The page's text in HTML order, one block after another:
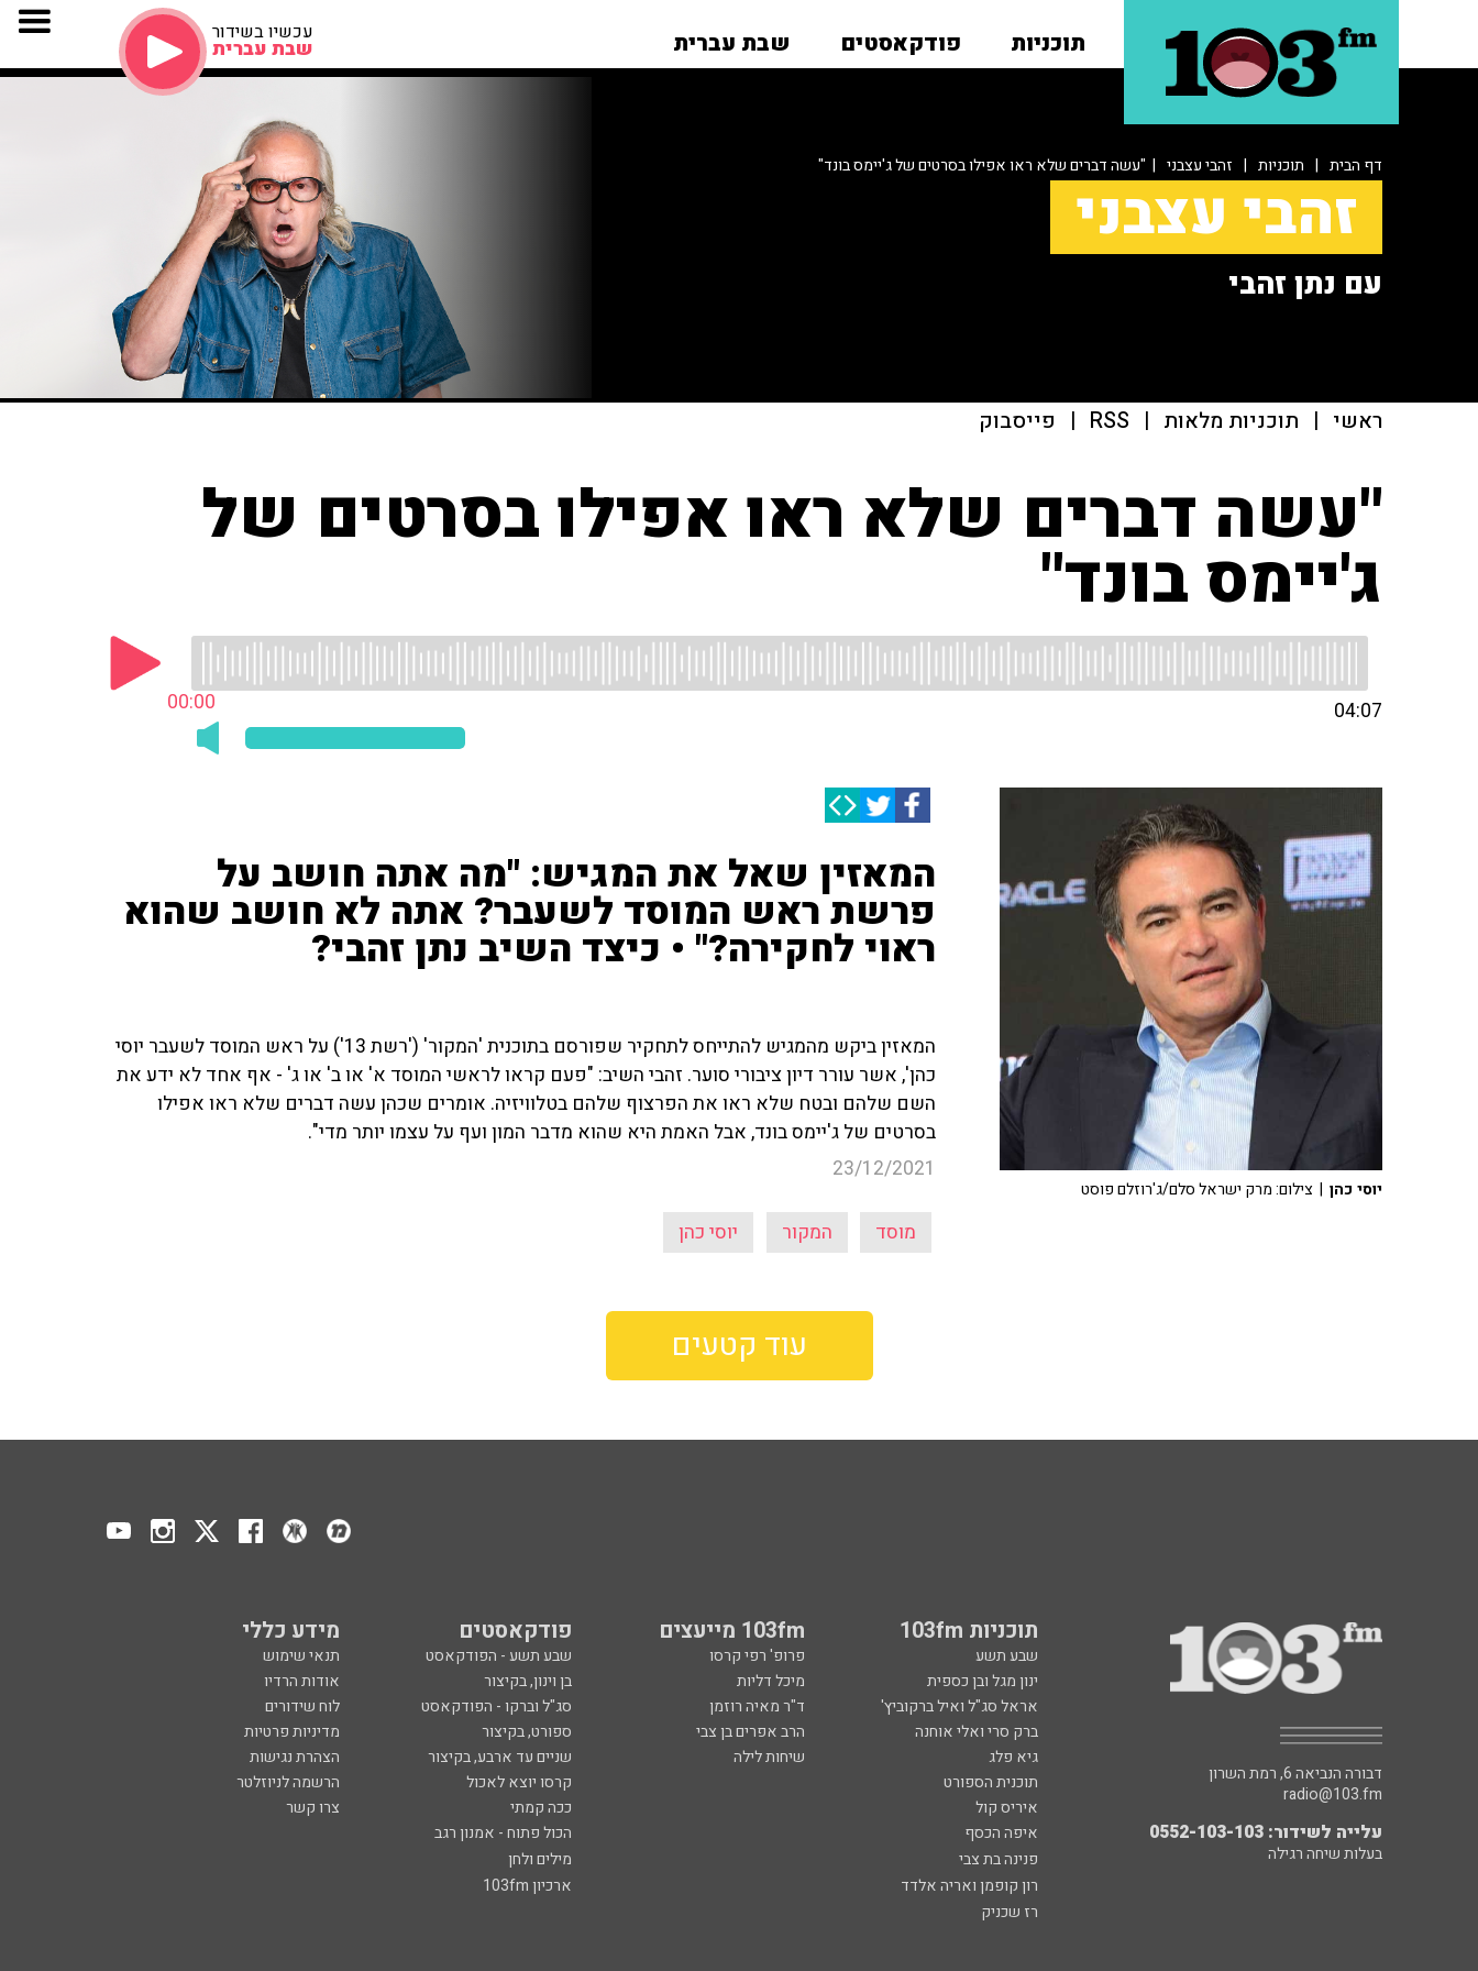
תוכניות פודקאסטים שבת עברית עכשיו בשידור
שבת עברית
דף הבית | תוכניות | זהבי עצבני | "עשה דברים שלא ראו אפילו בסרטים של ג'יימס בונד"
זהבי עצבני
עם נתן זהבי
ראשי | תוכניות מלאות |
RSS
| פייסבוק
"עשה דברים שלא ראו אפילו בסרטים של
ג'יימס בונד"
00:00 04:07
המאזין שאל את המגיש: "מה אתה חושב על
פרשת ראש המוסד לשעבר? אתה לא חושב שהוא
ראוי לחקירה?" • כיצד השיב נתן זהבי?
המאזין ביקש מהמגיש להתייחס לתחקיר שפורסם בתוכנית 'המקור' ('רשת 13') על ראש המוסד לשעבר יוסי
כהן', אשר עורר דיון ציבורי סוער. זהבי השיב: "פעם קראו לראשי המוסד א' או ב' או ג' - אף אחד לא ידע את
השם שלהם ובטח שלא ראו את הפרצוף שלהם בטלוויזיה. אומרים שכהן עשה דברים שלא ראו אפילו
בסרטים של ג'יימס בונד, אבל האמת היא שהוא מדבר המון ועף על עצמו יותר מדי".
23/12/2021
מוסד המקור יוסי כהן
יוסי כהן | צילום: מרק ישראל סלם/ג'רוזלם פוסט
עוד קטעים
תוכניות 103fm 103fm מייעצים פודקאסטים מידע כללי
שבע תשע פרופ' רפי קרסו שבע תשע - הפודקאסט
תנאי שימוש
ינון מגל ובן כספית
מיכל דליות בן וינון, בקיצור
אודות הרדיו
אראל סג"ל ואיל ברקוביץ'
ד"ר מאיה רוזמן סג"ל וברקו - הפודקאסט
לוח שידורים
ברק סרי ואלי אוחנה
הרב אפרים בן צבי ספורט, בקיצור
מדיניות פרטיות
גיא פלג
שיחות לילה שניים עד ארבע, בקיצור
הצהרת נגישות
תוכנית הספורט
קרסו יוצא לאכול
הרשמה לניוזלטר
איריס קול
ככה קמתי
צרו קשר
איפה הכסף
הכול פתוח - אמנון רגב
פנינה בת צבי
מילים ולחן
רון קופמן ואריה אלדד
ארכיון 103fm
רז שכניק
דבורה הנביאה 6, רמת השרון
radio@103.fm
עלייה לשידור: 0552-103-103
בעלות שיחה רגילה